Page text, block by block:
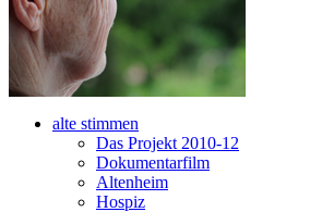
alte stimmen
Das Projekt 2010-12
Dokumentarfilm
Altenheim
Hospiz